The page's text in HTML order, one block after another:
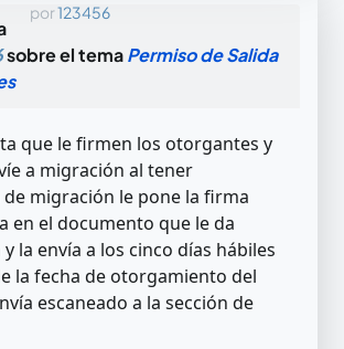
por123456
sobre el temaPermiso de Salida
que le firmen los otorgantes y
a migración al tener
migración le pone la firma
en el documento que le da
la envía a los cinco días hábiles
la fecha de otorgamiento del
escaneado a la sección de